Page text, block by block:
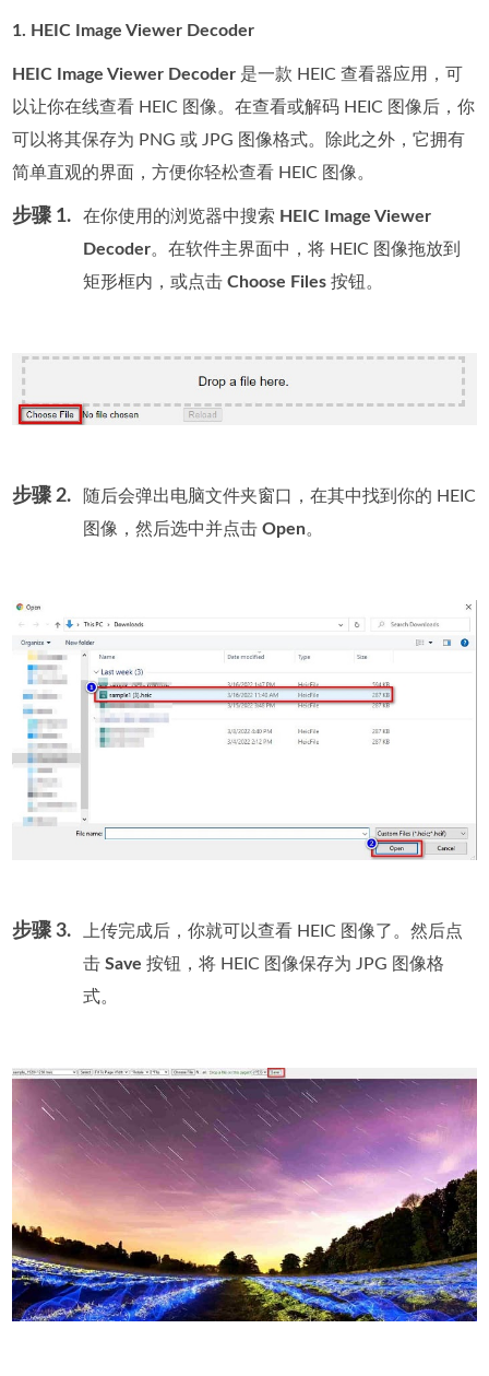
1. HEIC Image Viewer Decoder
HEIC Image Viewer Decoder 是一款 HEIC 查看器应用，可
以让你在线查看 HEIC 图像。在查看或解码 HEIC 图像后，你
可以将其保存为 PNG 或 JPG 图像格式。除此之外，它拥有
简单直观的界面，方便你轻松查看 HEIC 图像。
步骤 1. 在你使用的浏览器中搜索 HEIC Image Viewer
Decoder。在软件主界面中，将 HEIC 图像拖放到
矩形框内，或点击Choose Files 按钮。
步骤 2.
随后会弹出电脑文件夹窗口，在其中找到你的 HEIC
图像，然后选中并点击Open。
步骤 3.
上传完成后，你就可以查看 HEIC 图像了。然后点
击Save 按钮，将 HEIC 图像保存为 JPG 图像格
式。